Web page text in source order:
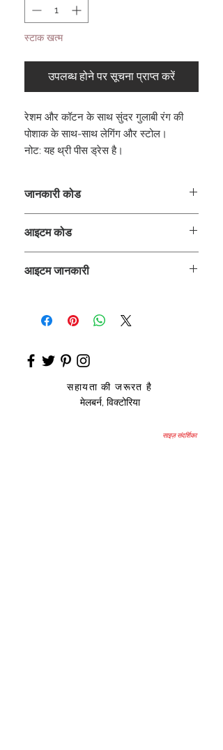
स्टाक खत्म
उपलब्ध होने पर सूचना प्राप्त करें
रेशम और कॉटन के साथ सुंदर गुलाबी रंग की
पोशाक के साथ-साथ लेगिंग और स्टोल।
नोट: यह थ्री पीस ड्रेस है।
जानकारी कोड
आइटम कोड
आइटम जानकारी
सहायता की जरूरत है
मेलबर्न, विक्टोरिया
साइज़ संदर्शिका